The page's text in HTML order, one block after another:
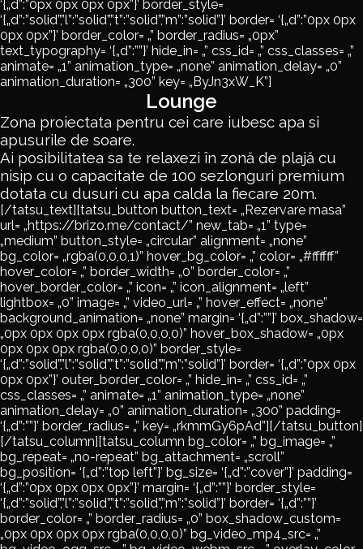
‘{„d”:”0px 0px 0px 0px”}’ border_style=
‘{„d”:”solid”,”l”:”solid”,”t”:”solid”,”m”:”solid”}’ border= ‘{„d”:”0px 0px
0px 0px”}’ border_color= „” border_radius= „0px”
text_typography= ‘{„d”:””}’ hide_in= „” css_id= „” css_classes= „”
animate= „1” animation_type= „none” animation_delay= „0”
animation_duration= „300” key= „ByJn3xW_K”]
Lounge
Zona proiectata pentru cei care iubesc apa si
apusurile de soare.
Ai posibilitatea sa te relaxezi în zonă de plajă cu
nisip cu o capacitate de 100 sezlonguri premium
dotata cu dusuri cu apa calda la fiecare 20m.
[/tatsu_text][tatsu_button button_text= „Rezervare masa”
url= „https://brizo.me/contact/” new_tab= „1” type=
„medium” button_style= „circular” alignment= „none”
bg_color= „rgba(0,0,0,1)” hover_bg_color= „” color= „#ffffff”
hover_color= „” border_width= „0” border_color= „”
hover_border_color= „” icon= „” icon_alignment= „left”
lightbox= „0” image= „” video_url= „” hover_effect= „none”
background_animation= „none” margin= ‘{„d”:””}’ box_shadow=
„0px 0px 0px 0px rgba(0,0,0,0)” hover_box_shadow= „0px
0px 0px 0px rgba(0,0,0,0)” border_style=
‘{„d”:”solid”,”l”:”solid”,”t”:”solid”,”m”:”solid”}’ border= ‘{„d”:”0px 0px
0px 0px”}’ outer_border_color= „” hide_in= „” css_id= „”
css_classes= „” animate= „1” animation_type= „none”
animation_delay= „0” animation_duration= „300” padding=
‘{„d”:””}’ border_radius= „” key= „rkmmGy6pAd”][/tatsu_button]
[/tatsu_column][tatsu_column bg_color= „” bg_image= „”
bg_repeat= „no-repeat” bg_attachment= „scroll”
bg_position= ‘{„d”:”top left”}’ bg_size= ‘{„d”:”cover”}’ padding=
‘{„d”:”0px 0px 0px 0px”}’ margin= ‘{„d”:””}’ border_style=
‘{„d”:”solid”,”l”:”solid”,”t”:”solid”,”m”:”solid”}’ border= ‘{„d”:””}’
border_color= „” border_radius= „0” box_shadow_custom=
„0px 0px 0px 0px rgba(0,0,0,0)” bg_video_mp4_src= „”